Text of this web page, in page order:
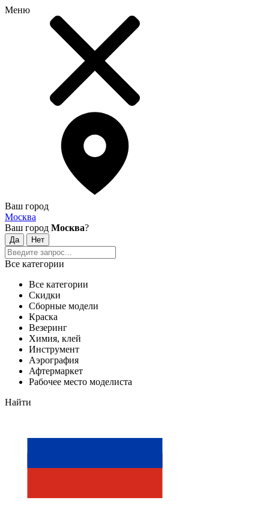
Меню
Ваш город
Москва
Ваш город Москва?
Все категории
Все категории
Скидки
Сборные модели
Краска
Везеринг
Химия, клей
Инструмент
Аэрография
Афтермаркет
Рабочее место моделиста
Найти